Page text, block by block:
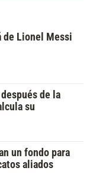
de Lionel Messi
de la
su
un fondo para
aliados